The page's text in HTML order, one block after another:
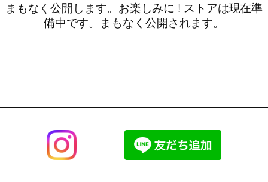
まもなく公開します。お楽しみに ! ストアは現在準
備中です。まもなく公開されます。